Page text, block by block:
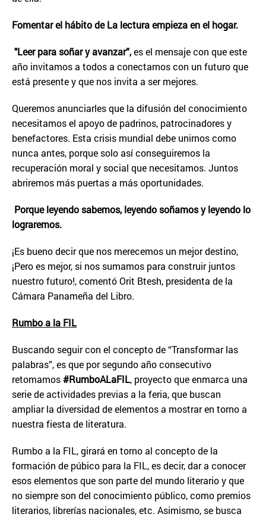
Fomentar el hábito de La lectura empieza en el hogar.
"Leer para soñar y avanzar”,es el mensaje con que este
año invitamos a todos a conectarnos con un futuro que
está presente y que nos invita a ser mejores.
Queremos anunciarles que la difusión del conocimiento
necesitamos el apoyo de padrinos, patrocinadores y
benefactores. Esta crisis mundial debe unirnos como
nunca antes, porque solo así conseguiremos la
recuperación moral y social que necesitamos. Juntos
abriremos más puertas a más oportunidades.
Porque leyendo sabemos, leyendo soñamos y leyendo lo
lograremos.
¡Es bueno decir que nos merecemos un mejor destino,
¡Pero es mejor, si nos sumamos para construir juntos
nuestro futuro!, comentó Orit Btesh, presidenta de la
Cámara Panameña del Libro.
Rumbo a la FIL
Buscando seguir con el concepto de “Transformar las
palabras”, es que por segundo año consecutivo
retomamos#RumboALaFIL, proyecto que enmarca una
serie de actividades previas a la feria, que buscan
ampliar la diversidad de elementos a mostrar en torno a
nuestra fiesta de literatura.
Rumbo a la FIL, girará en torno al concepto de la
formación de púbico para la FIL, es decir, dar a conocer
esos elementos que son parte del mundo literario y que
no siempre son del conocimiento público, como premios
literarios, librerías nacionales, etc. Asimismo, se busca